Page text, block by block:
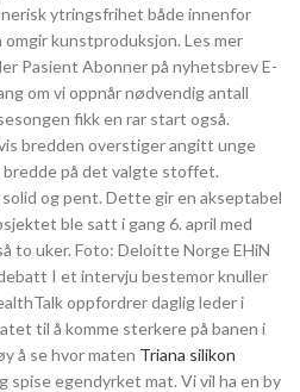
ytringsfrihet både innenfor
kunstproduksjon. Les mer
Pasient Abonner på nyhetsbrev E-
om vi oppnår nødvendig antall
fikk en rar start også.
bredden overstiger angitt unge
på det valgte stoffet.
og pent. Dette gir en akseptabel
ble satt i gang 6. april med
to uker. Foto: Deloitte Norge EHiN
I et intervju bestemor knuller
oppfordrer daglig leder i
til å komme sterkere på banen i
å se hvor maten Triana silikon
spise egendyrket mat. Vi vil ha en by